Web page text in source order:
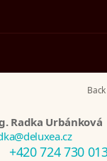
Radka Urbánková
+420 724 730